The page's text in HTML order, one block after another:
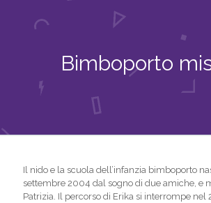
Bimboporto
Il nido e la scuola dell’infanzia bimboporto
settembre 2004 dal sogno di due amiche, e
Patrizia. Il percorso di Erika si interrompe nel